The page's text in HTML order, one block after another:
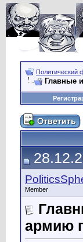
Политический
Главные
Member
армию